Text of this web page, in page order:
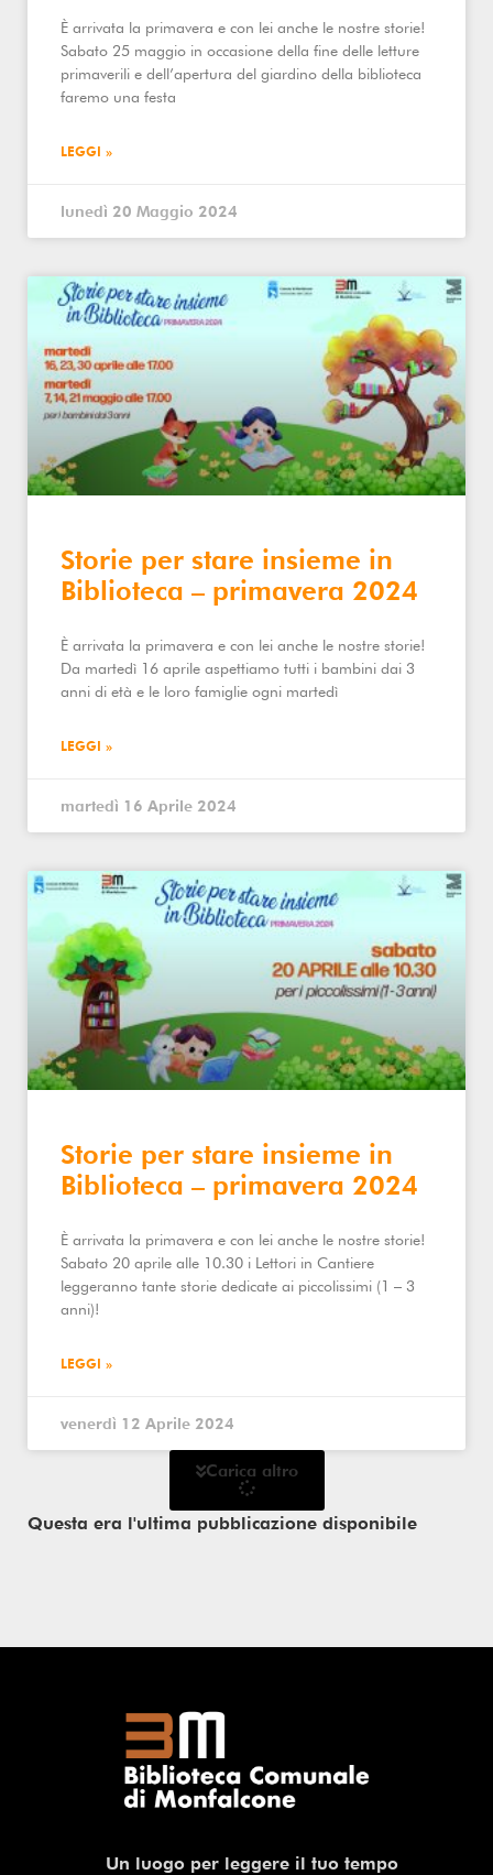
È arrivata la primavera e con lei anche le nostre storie!
Sabato 25 maggio in occasione della fine delle letture
primaverili e dell’apertura del giardino della biblioteca
faremo una festa
LEGGI »
lunedì 20 Maggio 2024
Storie per stare insieme in
Biblioteca – primavera 2024
È arrivata la primavera e con lei anche le nostre storie!
Da martedì 16 aprile aspettiamo tutti i bambini dai 3
anni di età e le loro famiglie ogni martedì
LEGGI »
martedì 16 Aprile 2024
Storie per stare insieme in
Biblioteca – primavera 2024
È arrivata la primavera e con lei anche le nostre storie!
Sabato 20 aprile alle 10.30 i Lettori in Cantiere
leggeranno tante storie dedicate ai piccolissimi (1 – 3
anni)!
LEGGI »
venerdì 12 Aprile 2024
Carica altro
Questa era l'ultima pubblicazione disponibile
Un luogo per leggere il tuo tempo